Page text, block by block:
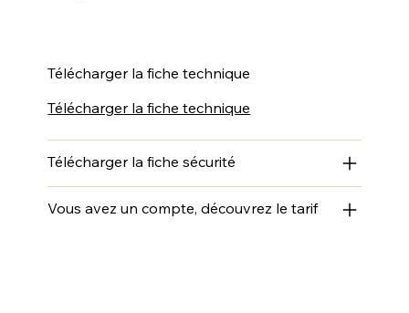
Télécharger la fiche technique
Télécharger la fiche technique
Télécharger la fiche sécurité
Vous avez un compte, découvrez le tarif